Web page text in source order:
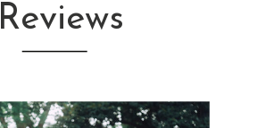
Reviews